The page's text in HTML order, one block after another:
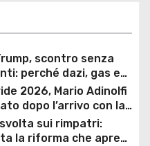
scontro senza
perché dazi, gas e
possono
all’Italia
2026, Mario Adinolfi
dopo l’arrivo con la
di Israele: scontro
polemiche sui diritti
sui rimpatri:
la riforma che apre